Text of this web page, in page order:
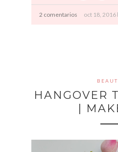
2 comentarios oct 18, 2016
HANGOVER
|